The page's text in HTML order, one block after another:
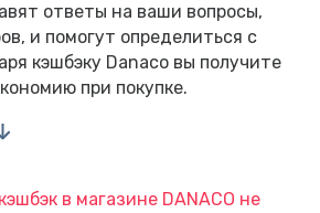
ответы на ваши вопросы,
и помогут определиться с
кэшбэку Danaco вы получите
при покупке.
в магазине DANACO не